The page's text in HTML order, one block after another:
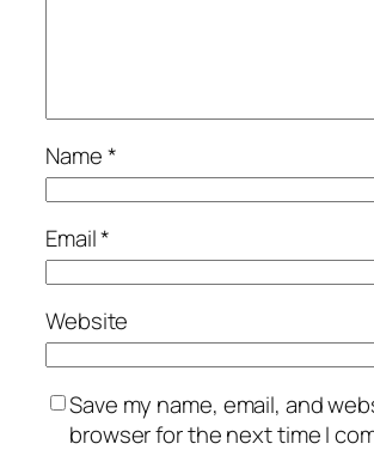
Name*
Email*
Website
Save my name, email, and
browser for the next time I